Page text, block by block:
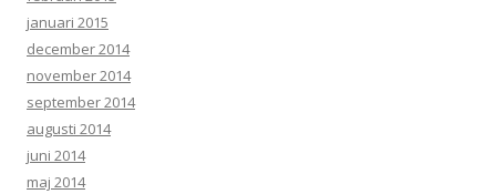
januari 2015
december 2014
november 2014
september 2014
augusti 2014
juni 2014
maj 2014